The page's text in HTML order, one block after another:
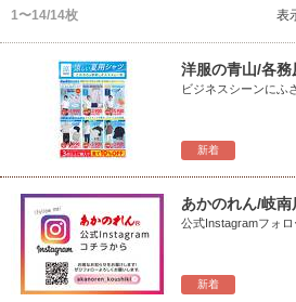
1〜14/14枚 表
新着
洋服の青山/各務
ビジネスシーンにふ
新着
あかのれん/岐南
公式Instagramフォロ